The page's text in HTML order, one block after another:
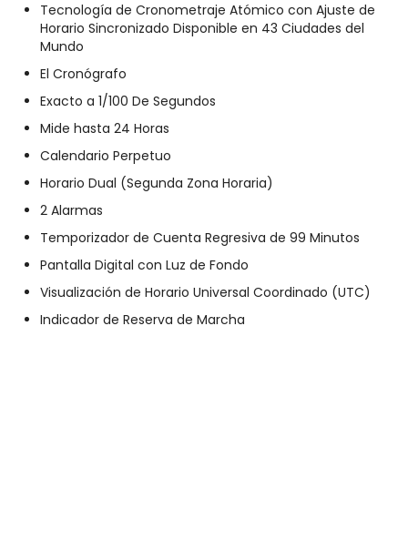
Tecnología de Cronometraje Atómico con Ajuste de
Horario Sincronizado Disponible en 43 Ciudades del
Mundo
El Cronógrafo
Exacto a 1/100 De Segundos
Mide hasta 24 Horas
Calendario Perpetuo
Horario Dual (Segunda Zona Horaria)
2 Alarmas
Temporizador de Cuenta Regresiva de 99 Minutos
Pantalla Digital con Luz de Fondo
Visualización de Horario Universal Coordinado (UTC)
Indicador de Reserva de Marcha